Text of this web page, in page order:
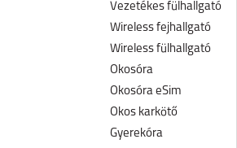
Vezetékes fülhallgató
Wireless fejhallgató
Wireless fülhallgató
Okosóra
Okosóra eSim
Okos karkötő
Gyerekóra